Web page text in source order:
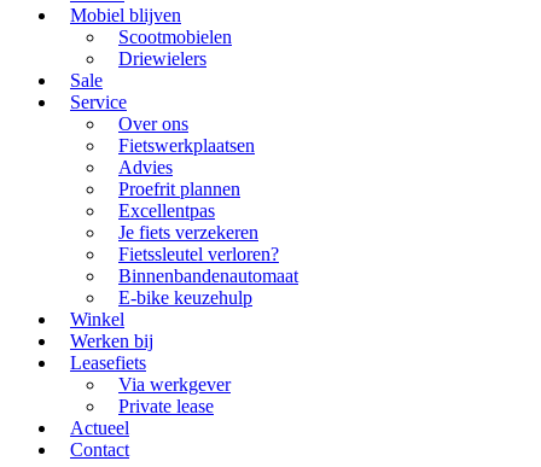
Mobiel blijven
Scootmobielen
Driewielers
Sale
Service
Over ons
Fietswerkplaatsen
Advies
Proefrit plannen
Excellentpas
Je fiets verzekeren
Fietssleutel verloren?
Binnenbandenautomaat
E-bike keuzehulp
Winkel
Werken bij
Leasefiets
Via werkgever
Private lease
Actueel
Contact